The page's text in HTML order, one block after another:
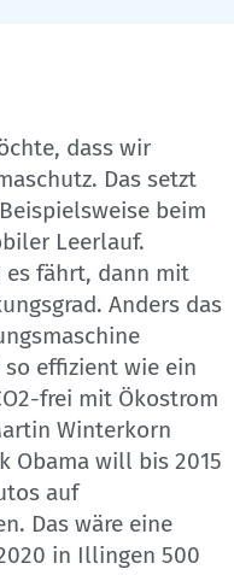
dass wir
Das setzt
beim
Leerlauf.
es fährt, dann mit
Anders das
effizient wie ein
frei mit Ökostrom
Winterkorn
Obama will bis 2015
auf
Das wäre eine
in Illingen 500